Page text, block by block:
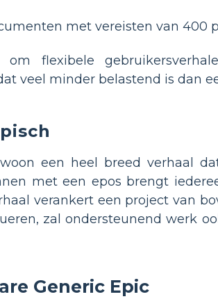
met vereisten van 400
flexibele
veel minder belastend is dan
een heel breed verhaal
met een epos brengt
verankert een project van
zal ondersteunend werk
Generic Epic